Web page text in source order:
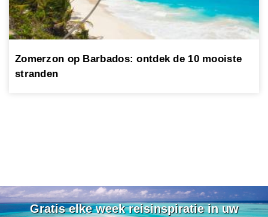
Zomerzon op Barbados: ontdek de 10 mooiste
stranden
Gratis elke week reisinspiratie in uw